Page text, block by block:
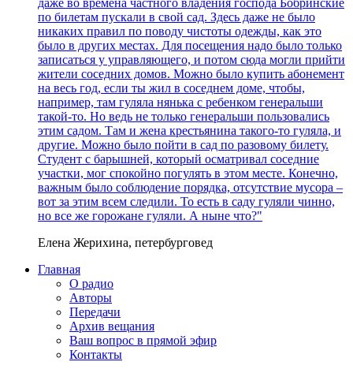
по билетам пускали в свой сад. Здесь даже не было
никаких правил по поводу чистоты одежды, как это
было в других местах. Для посещения надо было только
записаться у управляющего, и потом сюда могли прийти
жители соседних домов. Можно было купить абонемент
на весь год, если ты жил в соседнем доме, чтобы,
например, там гуляла нянька с ребенком генеральши
такой-то. Но ведь не только генеральши пользовались
этим садом. Там и жена крестьянина такого-то гуляла, и
другие. Можно было пойти в сад по разовому билету.
Студент с барышней, который осматривал соседние
участки, мог спокойно погулять в этом месте. Конечно,
важным было соблюдение порядка, отсутствие мусора –
вот за этим всем следили. То есть в саду гуляли чинно,
но все же горожане гуляли. А ныне что?"
Елена Жерихина, петербурговед
Главная
О радио
Авторы
Передачи
Архив вещания
Ваш вопрос в прямой эфир
Контакты